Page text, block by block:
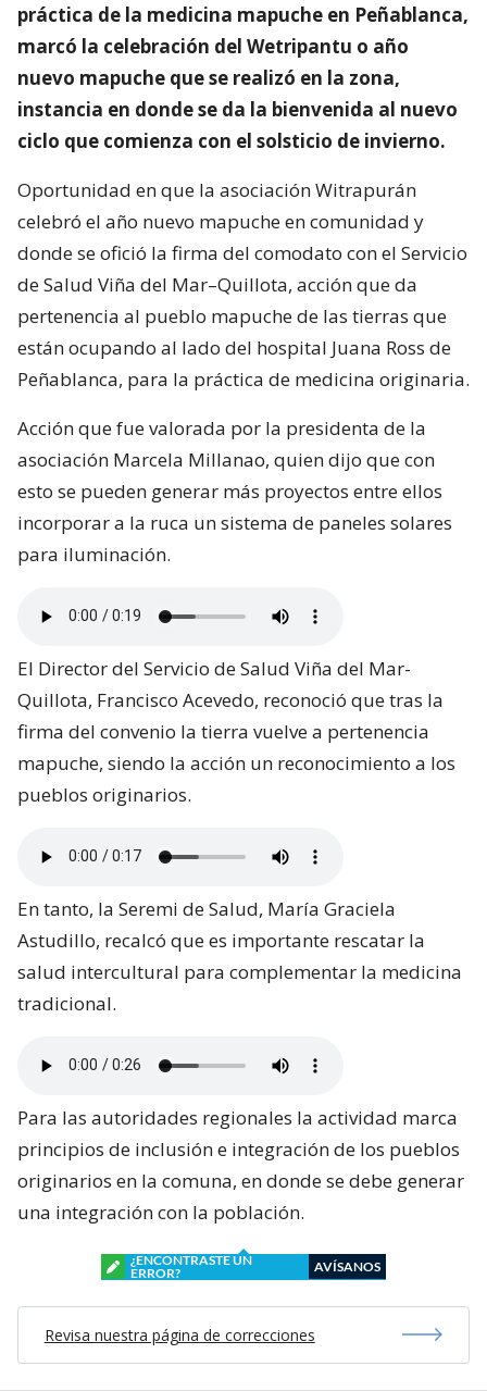
práctica de la medicina mapuche en Peñablanca,
marcó la celebración del Wetripantu o año
nuevo mapuche que se realizó en la zona,
instancia en donde se da la bienvenida al nuevo
ciclo que comienza con el solsticio de invierno.
Oportunidad en que la asociación Witrapurán
celebró el año nuevo mapuche en comunidad y
donde se ofició la firma del comodato con el Servicio
de Salud Viña del Mar–Quillota, acción que da
pertenencia al pueblo mapuche de las tierras que
están ocupando al lado del hospital Juana Ross de
Peñablanca, para la práctica de medicina originaria.
Acción que fue valorada por la presidenta de la
asociación Marcela Millanao, quien dijo que con
esto se pueden generar más proyectos entre ellos
incorporar a la ruca un sistema de paneles solares
para iluminación.
El Director del Servicio de Salud Viña del Mar-
Quillota, Francisco Acevedo, reconoció que tras la
firma del convenio la tierra vuelve a pertenencia
mapuche, siendo la acción un reconocimiento a los
pueblos originarios.
En tanto, la Seremi de Salud, María Graciela
Astudillo, recalcó que es importante rescatar la
salud intercultural para complementar la medicina
tradicional.
Para las autoridades regionales la actividad marca
principios de inclusión e integración de los pueblos
originarios en la comuna, en donde se debe generar
una integración con la población.
¿ENCONTRASTE UN
ERROR?
AVÍSANOS
Revisa nuestra página de correcciones